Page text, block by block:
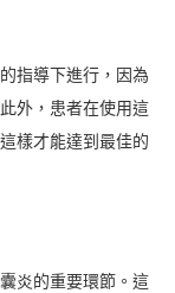
指導下進行，因為
外，患者在使用這
樣才能達到最佳的
炎的重要環節。這